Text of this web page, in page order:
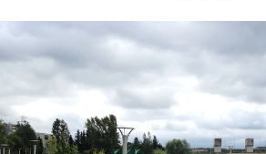
IMPREZY
ROZRYWKA
W KINACH